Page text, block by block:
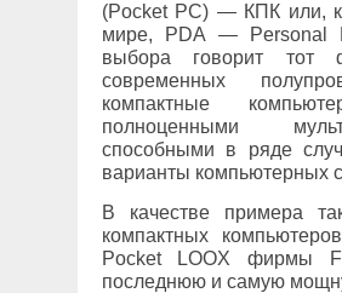
(Pocket PC) — КПК или,
мире, PDA — Personal
выбора говорит тот
современных
компактные
полноценными
способными в ряде
варианты компьютерных
В качестве примера
компактных
Pocket LOOX фирмы
последнюю и самую